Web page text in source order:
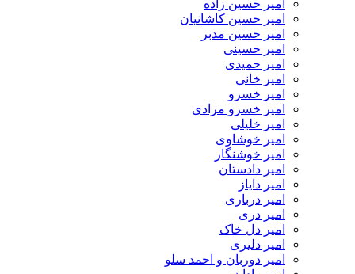
امیر حسین زاده
امیر حسین کاشانیان
امیر حسین مدبر
امیر حسینی
امیر حمیدی
امیر خانی
امیر خسرو
امیر خسرو مرادی
امیر خلیلی
امیر خوشاوی
امیر خوشنگار
امیر دادستان
امیر دایاز
امیر درباری
امیر دری
امیر دل خاک
امیر دلیری
امیر دوربان و احمد سلو